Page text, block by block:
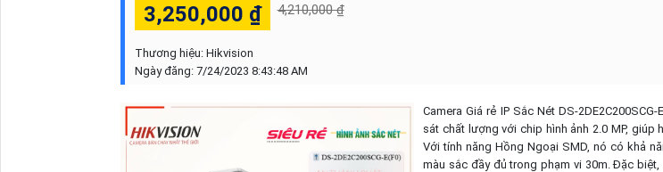
3,250,000 ₫ 4,210,000 ₫
Thương hiệu: Hikvision
Ngày đăng: 7/24/2023 8:43:48 AM
Camera Giá rẻ IP Sắc Nét DS-
sát chất lượng với chip hình ảnh 2.0 MP, giúp
Với tính năng Hồng Ngoại SMD, nó có khả
màu sắc đầy đủ trong phạm vi 30m. Đặc